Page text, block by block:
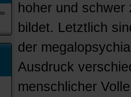
hoher und
bildet. Letztlich
der
Ausdruck
menschlicher